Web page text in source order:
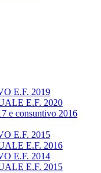
E.F. 2019
E.F. 2020
e consuntivo 2016
E.F. 2015
E.F. 2016
E.F. 2014
E.F. 2015